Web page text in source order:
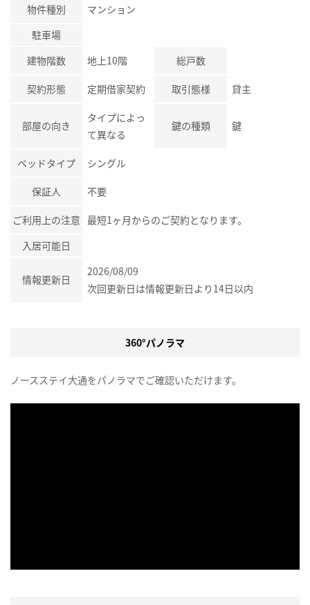
物件種別
マンション
駐車場
建物階数
地上10階 総戸数
契約形態 定期借家契約 取引態様 貸主
部屋の向き
タイプによっ
て異なる
鍵の種類 鍵
ベッドタイプ シングル
保証人 不要
ご利用上の注意 最短1ヶ月からのご契約となります。
入居可能日
情報更新日
2026/08/09
次回更新日は情報更新日より14日以内
360°パノラマ
ノースステイ大通をパノラマでご確認いただけます。